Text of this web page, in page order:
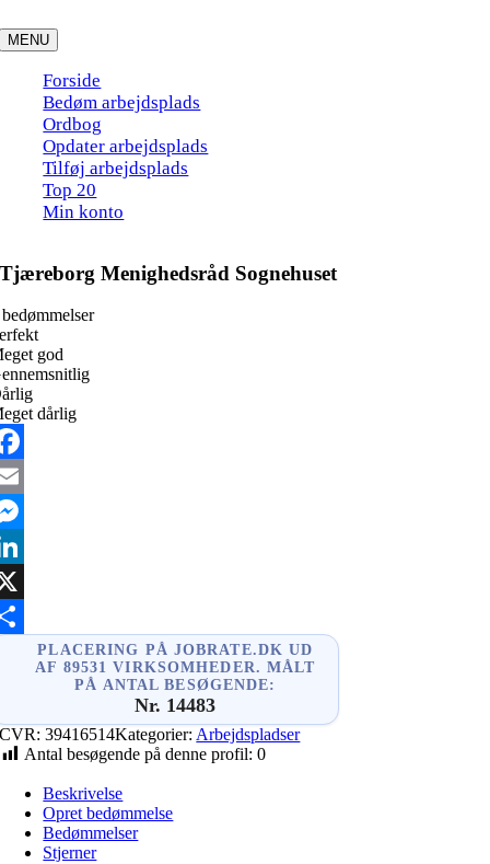
to
content
MENU
Forside
Bedøm arbejdsplads
Ordbog
Opdater arbejdsplads
Tilføj arbejdsplads
Top 20
Min konto
Tjæreborg Menighedsråd Sognehuset
god
dårlig
PLACERING PÅ JOBRATE.DK UD
AF 89531 VIRKSOMHEDER. MÅLT
PÅ ANTAL BESØGENDE:
Nr. 14483
CVR:39416514Kategorier: Arbejdspladser
Antal besøgende på denne profil: 0
Beskrivelse
Opret bedømmelse
Bedømmelser
Stjerner